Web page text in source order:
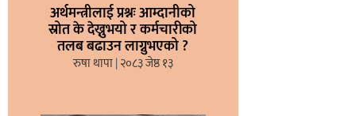
अर्थमन्त्रीलाई प्रश्नः आम्दानीको
स्रोत के देख्नुभयो र कर्मचारीको
तलब बढाउन लाग्नुभएको ?
रुषा थापा २०८३ जेष्ठ १३